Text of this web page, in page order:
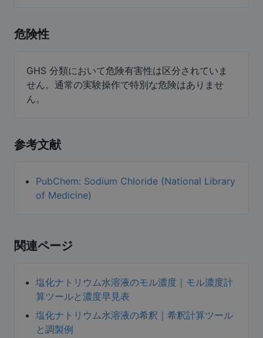
危険性
GHS 分類において危険有害性は区分されていま
せん。通常の実験操作で特別な危険はありませ
ん。
参考文献
PubChem: Sodium Chloride (National Library
of Medicine)
関連ページ
塩化ナトリウム水溶液のモル濃度｜モル濃度計
算ツールと濃度早見表
塩化ナトリウム水溶液の希釈｜希釈計算ツール
と調製例